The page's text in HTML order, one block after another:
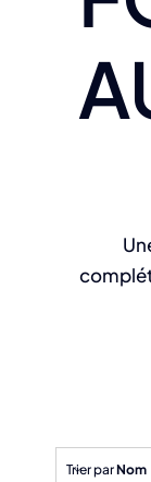
Trier parNom